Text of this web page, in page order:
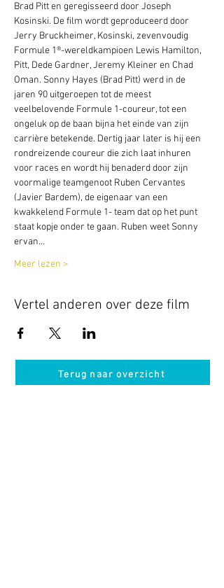
Brad Pitt en geregisseerd door Joseph
Kosinski. De film wordt geproduceerd door
Jerry Bruckheimer, Kosinski, zevenvoudig
Formule 1®-wereldkampioen Lewis Hamilton,
Pitt, Dede Gardner, Jeremy Kleiner en Chad
Oman. Sonny Hayes (Brad Pitt) werd in de
jaren 90 uitgeroepen tot de meest
veelbelovende Formule 1-coureur, tot een
ongeluk op de baan bijna het einde van zijn
carrière betekende. Dertig jaar later is hij een
rondreizende coureur die zich laat inhuren
voor races en wordt hij benaderd door zijn
voormalige teamgenoot Ruben Cervantes
(Javier Bardem), de eigenaar van een
kwakkelend Formule 1- team dat op het punt
staat kopje onder te gaan. Ruben weet Sonny
ervan…
Meer lezen >
Vertel anderen over deze film
Terug naar overzicht